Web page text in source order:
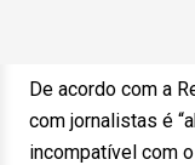
De acordo com a
com jornalistas é
incompatível com